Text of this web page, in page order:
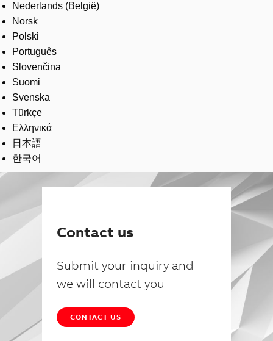
Nederlands (België)
Norsk
Polski
Português
Slovenčina
Suomi
Svenska
Türkçe
Ελληνικά
日本語
한국어
Contact us
Submit your inquiry and
we will contact you
CONTACT US